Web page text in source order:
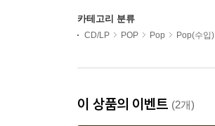
카테고리 분류
CD/LP POP Pop Pop(수입)
이 상품의 이벤트 (2개)